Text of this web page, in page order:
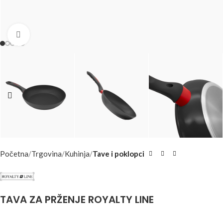
Početna Trgovina Kuhinja Tave i poklopci
TAVA ZA PRŽENJE ROYALTY LINE